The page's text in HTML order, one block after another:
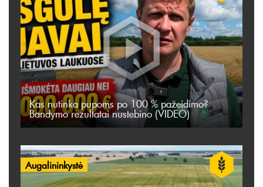
Kas nutinka pupoms po 100 % pažeidimo?
Bandymo rezultatai nustebino (VIDEO)
Augalininkystė